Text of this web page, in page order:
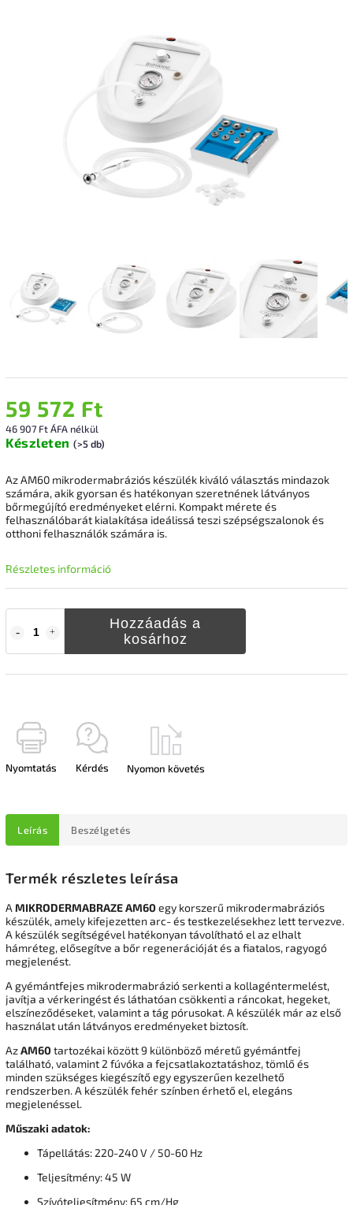
59 572 Ft
46 907 Ft ÁFA nélkül
Készleten (>5 db)
Hozzáadás a
kosárhoz
Az AM60 mikrodermabráziós készülék kiváló választás mindazok
számára, akik gyorsan és hatékonyan szeretnének látványos
bőrmegújító eredményeket elérni. Kompakt mérete és
felhasználóbarát kialakítása ideálissá teszi szépségszalonok és
otthoni felhasználók számára is.
Részletes információ
Nyomtatás Kérdés Nyomon követés
Leírás Beszélgetés
Termék részletes leírása
A MIKRODERMABRAZE AM60egy korszerű mikrodermabráziós
készülék, amely kifejezetten arc- és testkezelésekhez lett tervezve.
A készülék segítségével hatékonyan távolítható el az elhalt
hámréteg, elősegítve a bőr regenerációját és a fiatalos, ragyogó
megjelenést.
A gyémántfejes mikrodermabrázió serkenti a kollagéntermelést,
javítja a vérkeringést és láthatóan csökkenti a ráncokat, hegeket,
elszíneződéseket, valamint a tág pórusokat. A készülék már az első
használat után látványos eredményeket biztosít.
AzAM60tartozékai között 9 különböző méretű gyémántfej
található, valamint 2 fúvóka a fejcsatlakoztatáshoz, tömlő és
minden szükséges kiegészítő egy egyszerűen kezelhető
rendszerben. A készülék fehér színben érhető el, elegáns
megjelenéssel.
Műszaki adatok:
Tápellátás: 220-240 V / 50-60 Hz
Teljesítmény: 45 W
Szívóteljesítmény: 65 cm/Hg